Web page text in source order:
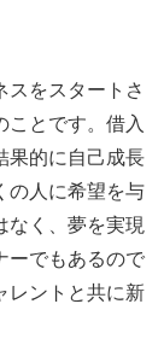
スをスタートさ
ことです。借入
果的に自己成長
の人に希望を与
なく、夢を実現
ーでもあるので
レントと共に新